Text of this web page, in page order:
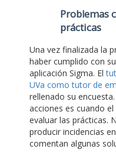
Problemas
prácticas
Una vez finalizada la
haber cumplido con
aplicación Sigma. El
UVa como tutor de
rellenado su
acciones es cuando
evaluar las prácticas.
producir incidencias
comentan algunas